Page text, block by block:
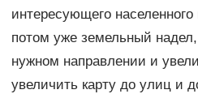
интересующего
потом уже земельный надел,
нужном направлении и
увеличить карту до улиц и